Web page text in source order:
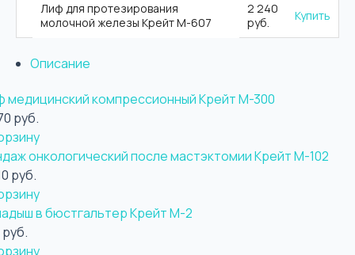
Лиф для протезирования
молочной железы Крейт М-607
2 240
руб.
Купить
Описание
медицинский компрессионный Крейт М-300
руб.
онкологический после мастэктомии Крейт М-102
руб.
в бюстгальтер Крейт М-2
руб.